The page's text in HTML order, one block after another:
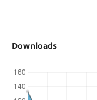
Downloads